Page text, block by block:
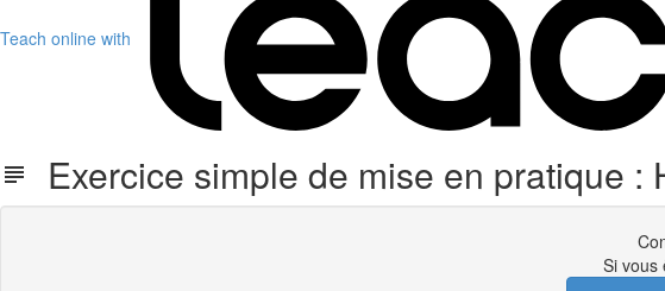
Teach online with
Exercice simple de mise en pratique :
Si vous